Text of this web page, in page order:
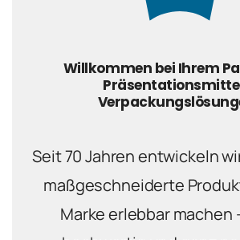
Willkommen bei Ihrem
Seit 70 Jahren entwickeln
maßgeschneiderte
Marke erlebbar machen